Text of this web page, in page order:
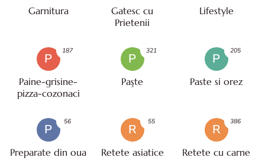
Garnitura
Gatesc cu
Prietenii
Lifestyle
P
Paine-grisine-
pizza-cozonaci
187
P
Paşte
321
P
Paste si orez
205
P
Preparate din oua
56
R
Retete asiatice
55
R
Retete cu carne
386